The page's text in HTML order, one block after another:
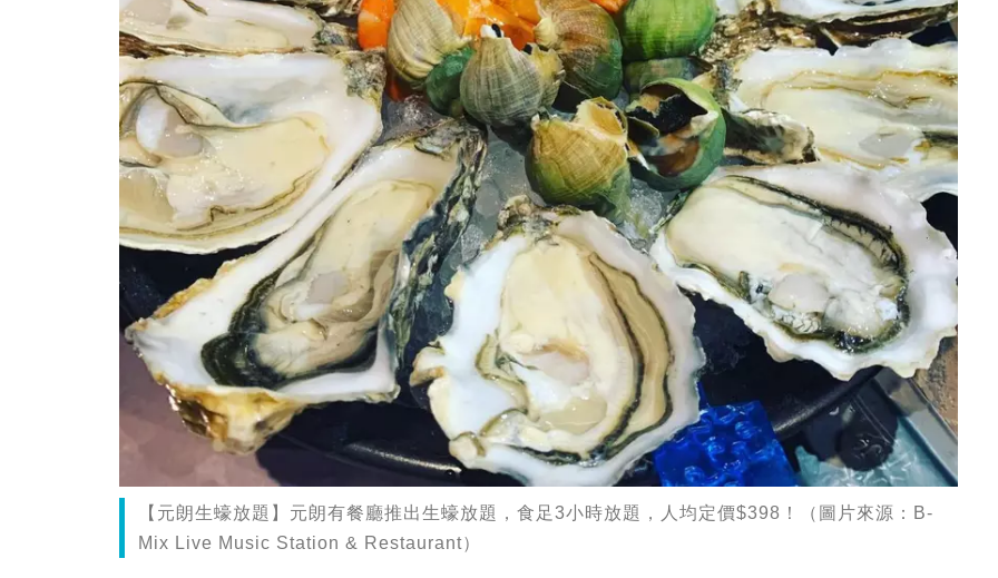
【元朗生蠔放題】元朗有餐廳推出生蠔放題，食足3小時放題，人均定價$398！（圖片來源：B-
Mix Live Music Station & Restaurant）